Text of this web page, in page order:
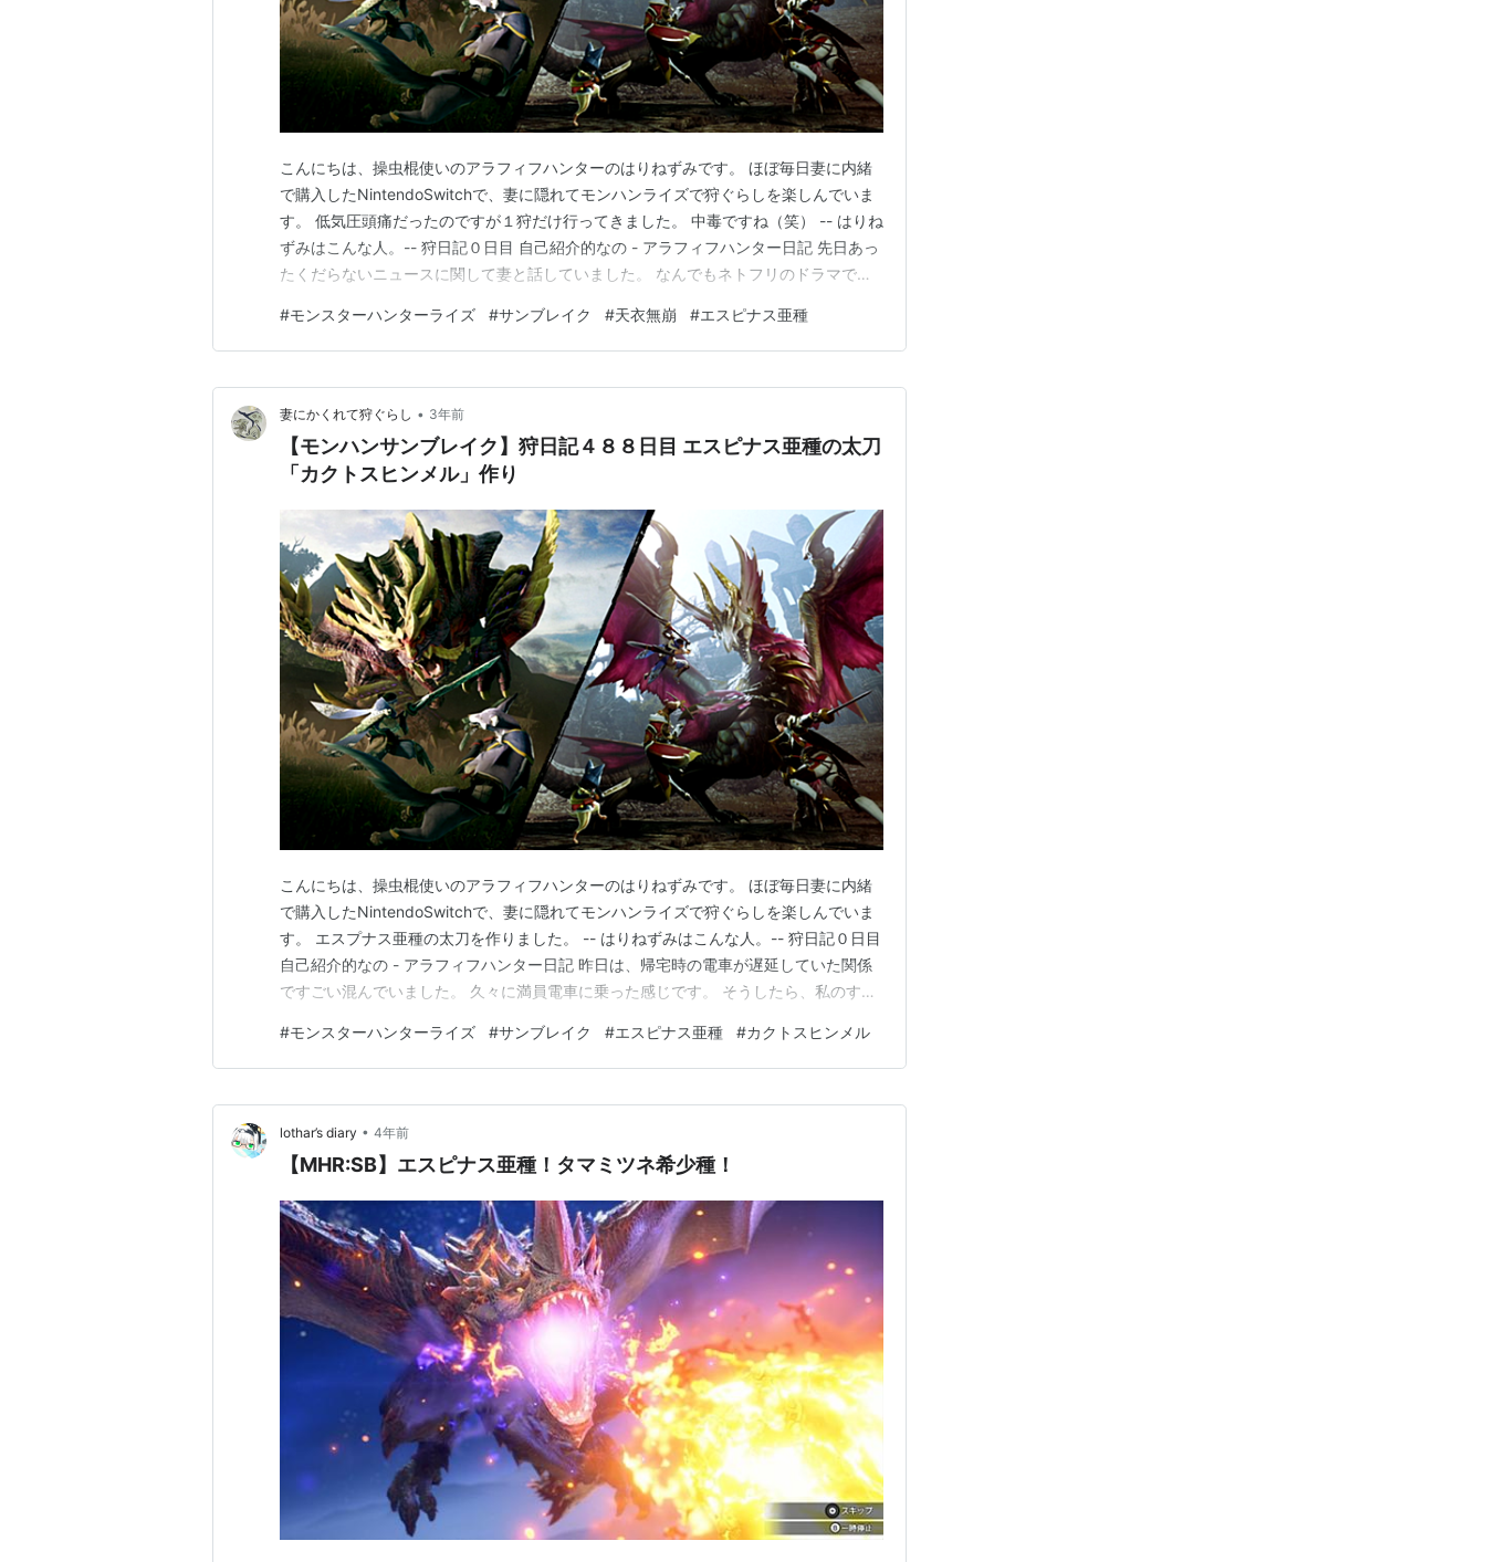
こんにちは、操虫棍使いのアラフィフハンターのはりねずみです。 ほぼ毎日妻に内緒
で購入したNintendoSwitchで、妻に隠れてモンハンライズで狩ぐらしを楽しんでいま
す。 低気圧頭痛だったのですが１狩だけ行ってきました。 中毒ですね（笑） -- はりね
ずみはこんな人。-- 狩日記０日目 自己紹介的なの - アラフィフハンター日記 先日あっ
たくだらないニュースに関して妻と話していました。 なんでもネトフリのドラマでで
オパトラはギリシャ人なので白人ですしアフリカでも北部はそれほど黒人ではなかった
そうなんです。 まぁひと…
#モンスターハンターライズ #サンブレイク #天衣無崩 #エスピナス亜種
妻にかくれて狩ぐらし • 3年前
【モンハンサンブレイク】狩日記４８８日目 エスピナス亜種の太刀
「カクトスヒンメル」作り
こんにちは、操虫棍使いのアラフィフハンターのはりねずみです。 ほぼ毎日妻に内緒
で購入したNintendoSwitchで、妻に隠れてモンハンライズで狩ぐらしを楽しんでいま
す。 エスプナス亜種の太刀を作りました。 -- はりねずみはこんな人。-- 狩日記０日目
自己紹介的なの - アラフィフハンター日記 昨日は、帰宅時の電車が遅延していた関係
ですごい混んでいました。 久々に満員電車に乗った感じです。 そうしたら、私のすぐ
が立っていたのですが、なんか申し訳なくなりました。 「ごめんよ〜加齢臭がするお
っさんが目の前に立ってし…
#モンスターハンターライズ #サンブレイク #エスピナス亜種 #カクトスヒンメル
lothar’s diary • 4年前
【MHR:SB】エスピナス亜種！タマミツネ希少種！